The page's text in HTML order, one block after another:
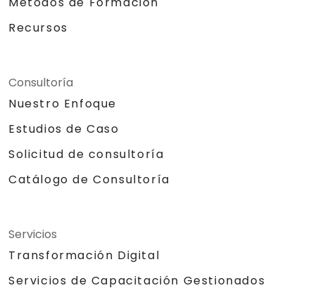
almacenamiento de datos.
Conexión de una Raspberry Pi a AWS IoT
Laboratorio práctico: Construcción de un
dispositivo inteligente utilizando una
Raspberry Pi y AWS IoT Core.
Visualización de datos de sensores y
Recursos
Consultoría
Nuestro Enfoque
Estudios de Caso
Solicitud de consultoría
Catálogo de Consultoría
Servicios
Transformación Digital
Servicios de Capacitación Gestionados